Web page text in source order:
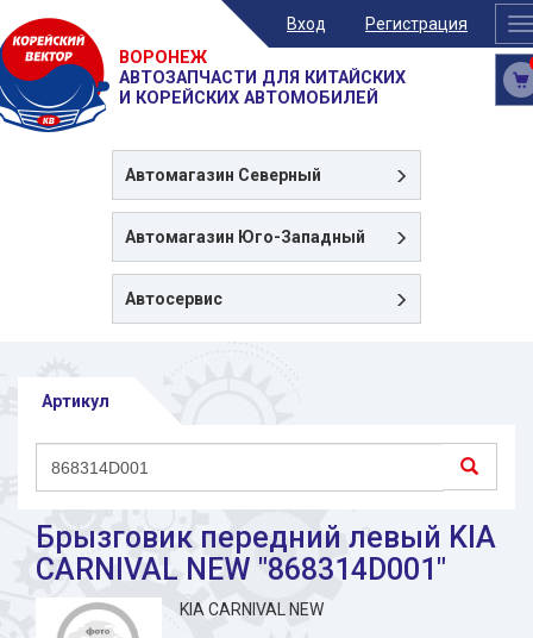
Вход Регистрация
ВОРОНЕЖ
АВТОЗАПЧАСТИ ДЛЯ КИТАЙСКИХ
И КОРЕЙСКИХ АВТОМОБИЛЕЙ
Автомагазин Северный
Автомагазин Юго-Западный
Автосервис
Артикул
Брызговик передний левый KIA
CARNIVAL NEW "868314D001"
KIA CARNIVAL NEW